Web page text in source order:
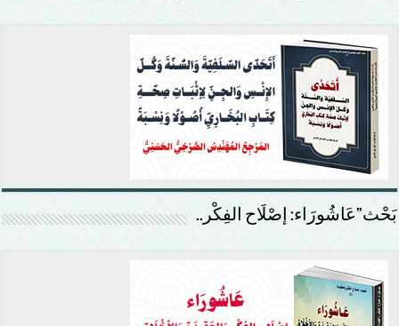
بَحْث”عَاشُورَاء: إصْلَاح الفِكْر..